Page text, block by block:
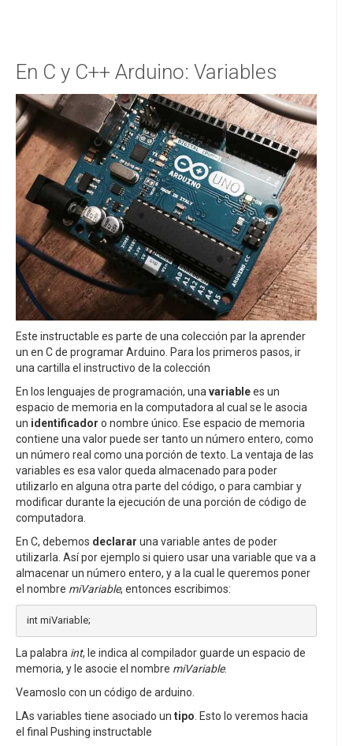
En C y C++ Arduino: Variables
Este instructable es parte de una colección par la aprender
un en C de programar Arduino. Para los primeros pasos, ir
una cartilla el instructivo de la colección
En los lenguajes de programación, una variablees un
espacio de memoria en la computadora al cual se le asocia
un identificador o nombre único. Ese espacio de memoria
contiene una valor puede ser tanto un número entero, como
un número real como una porción de texto. La ventaja de las
variables es esa valor queda almacenado para poder
utilizarlo en alguna otra parte del código, o para cambiar y
modificar durante la ejecución de una porción de código de
computadora.
En C, debemos declarar una variable antes de poder
utilizarla. Así por ejemplo si quiero usar una variable que va a
almacenar un número entero, y a la cual le queremos poner
el nombre miVariable, entonces escribimos:
int miVariable;
La palabra int, le indica al compilador guarde un espacio de
memoria, y le asocie el nombre miVariable.
Veamoslo con un código de arduino.
LAs variables tiene asociado un tipo . Esto lo veremos hacia
el final Pushing instructable